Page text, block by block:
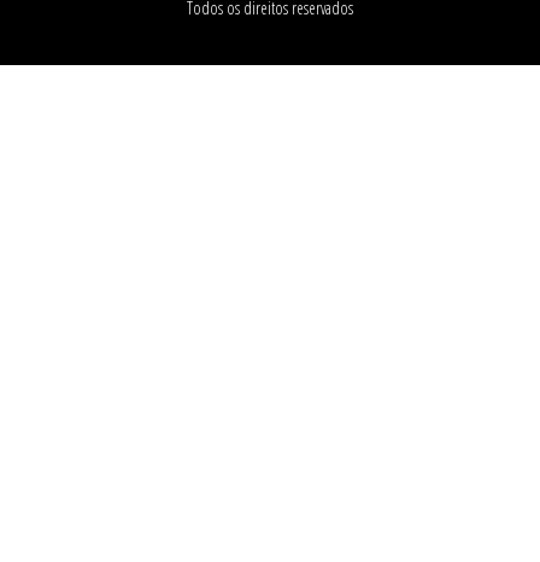
Todos os direitos reservados